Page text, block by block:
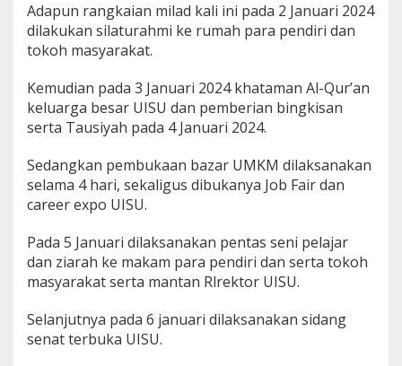
Adapun rangkaian milad kali ini pada 2 Januari 2024
dilakukan silaturahmi ke rumah para pendiri dan
tokoh masyarakat.
Kemudian pada 3 Januari 2024 khataman Al-Qur’an
keluarga besar UISU dan pemberian bingkisan
serta Tausiyah pada 4 Januari 2024.
Sedangkan pembukaan bazar UMKM dilaksanakan
selama 4 hari, sekaligus dibukanya Job Fair dan
career expo UISU.
Pada 5 Januari dilaksanakan pentas seni pelajar
dan ziarah ke makam para pendiri dan serta tokoh
masyarakat serta mantan Rlrektor UISU.
Selanjutnya pada 6 januari dilaksanakan sidang
senat terbuka UISU.